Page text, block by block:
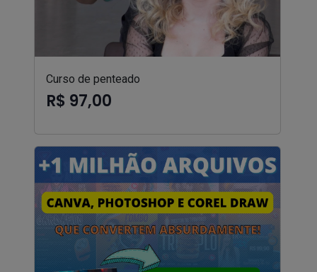
Curso de penteado
R$ 97,00